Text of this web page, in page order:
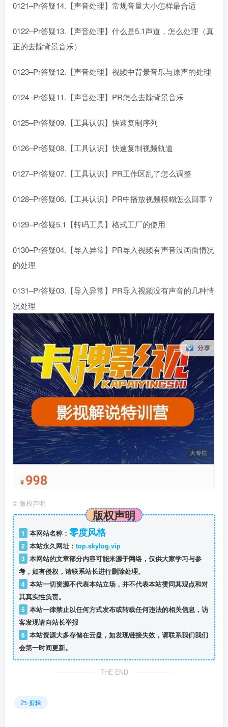
0121–Pr答疑14.【声音处理】常规音量大小怎样最合适
0122–Pr答疑13.【声音处理】什么是5.1声道，怎么处理（真
正的去除背景音乐）
0123–Pr答疑12.【声音处理】视频中背景音乐与原声的处理
0124–Pr答疑11.【声音处理】PR怎么去除背景音乐
0125–Pr答疑09.【工具认识】快速复制序列
0126–Pr答疑08.【工具认识】快速复制视频轨道
0127–Pr答疑07.【工具认识】PR工作区乱了怎么调整
0128–Pr答疑06.【工具认识】PR中播放视频模糊怎么回事？
0129–Pr答疑5.1【转码工具】格式工厂的使用
0130–Pr答疑04.【导入异常】PR导入视频有声音没画面情况
的处理
0131–Pr答疑03.【导入异常】PR导入视频没有声音的几种情
况处理
© 版权声明
版权声明
1 本网站名称： 零度风格
2 本站永久网址： top.skylog.vip
3 本网站的文章部分内容可能来源于网络，仅供大家学习与参
考，如有侵权，请联系站长进行删除处理。
4 本站一切资源不代表本站立场，并不代表本站赞同其观点和对
其真实性负责。
5 本站一律禁止以任何方式发布或转载任何违法的相关信息，访
客发现请向站长举报
6 本站资源大多存储在云盘，如发现链接失效，请联系我们我们
会第一时间更新。
THE END
剪辑